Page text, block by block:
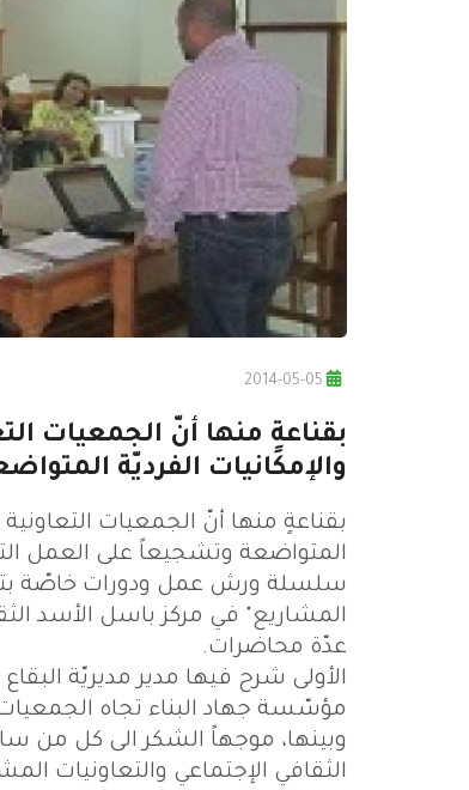
بقناعةٍ منها أنّ الجمعيات
والإمكانيات الفرديّة
بقناعةٍ منها أنّ الجمعيات
المتواضعة وتشجيعاً على العمل
سلسلة ورش عمل ودورات خاصّة
عدّة محاضرات.
الأولى شرح فيها مدير مديريّة
مؤسّسة جهاد البناء تجاه
وبينها، موجهاً الشكر الى كل من
الثقافي الإجتماعي والتعاونيات